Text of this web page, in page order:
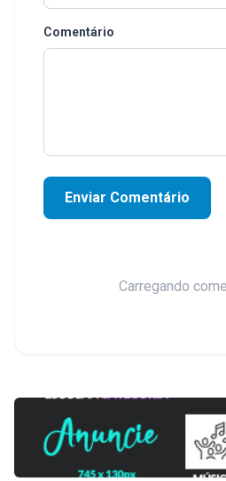
Comentário
Enviar Comentário
Carregando